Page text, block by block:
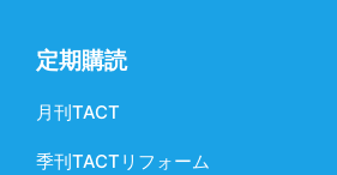
定期購読
月刊TACT
季刊TACTリフォーム